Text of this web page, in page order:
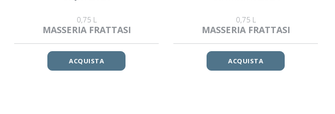
0,75 L
MASSERIA FRATTASI
ACQUISTA
0,75 L
MASSERIA FRATTASI
ACQUISTA